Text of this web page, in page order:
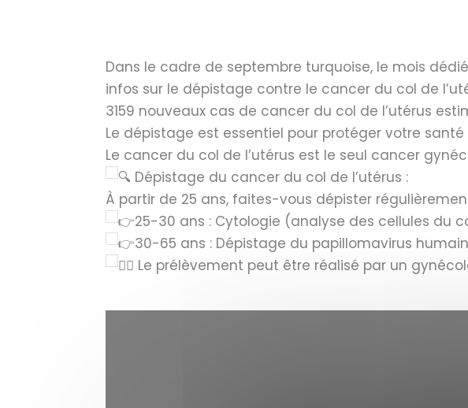
Dans le cadre de septembre turquoise, le mois
infos sur le dépistage contre le cancer du col de
3159 nouveaux cas de cancer du col de l’utérus
Le dépistage est essentiel pour protéger votre santé
Le cancer du col de l’utérus est le seul cancer
Dépistage du cancer du col de l’utérus :
À partir de 25 ans, faites-vous dépister
25-30 ans : Cytologie (analyse des cellules du
30-65 ans : Dépistage du papillomavirus
Le prélèvement peut être réalisé par un